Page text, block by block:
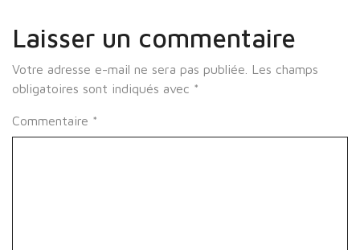
Laisser un commentaire
Votre adresse e-mail ne sera pas publiée.
Les champs
obligatoires sont indiqués avec *
Commentaire *